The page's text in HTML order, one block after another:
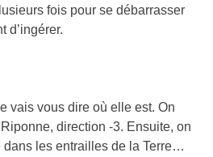
fois pour se débarrasser
d’ingérer.
vais vous dire où elle est. On
direction -3. Ensuite, on
dans les entrailles de la Terre…